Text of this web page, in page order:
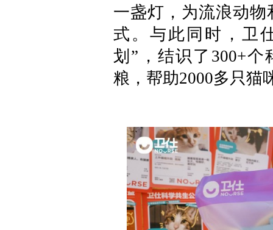
一盏灯，为流浪动
式。与此同时，卫
划”，结识了300+
粮，帮助2000多只猫